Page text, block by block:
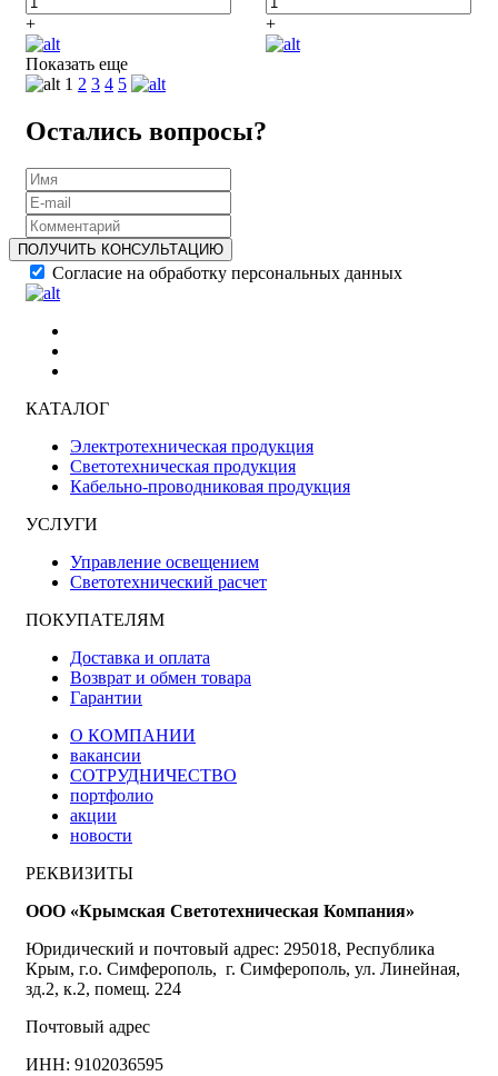
+ +
Показать еще
1 2 3 4 5
Остались вопросы?
ПОЛУЧИТЬ КОНСУЛЬТАЦИЮ
Согласие на обработку персональных данных
КАТАЛОГ
Электротехническая продукция
Светотехническая продукция
Кабельно-проводниковая продукция
УСЛУГИ
Управление освещением
Светотехнический расчет
ПОКУПАТЕЛЯМ
Доставка и оплата
Возврат и обмен товара
Гарантии
О КОМПАНИИ
вакансии
СОТРУДНИЧЕСТВО
портфолио
акции
новости
РЕКВИЗИТЫ
ООО «Крымская Светотехническая Компания»
Юридический и почтовый адрес: 295018, Республика
Крым, г.о. Симферополь, г. Симферополь, ул. Линейная,
зд.2, к.2, помещ. 224
Почтовый адрес
ИНН: 9102036595